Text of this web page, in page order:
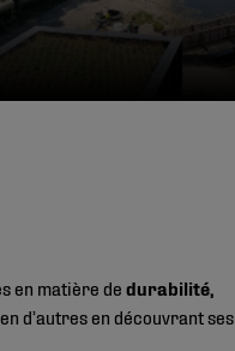
en matière de durabilité,
d’autres en découvrant ses